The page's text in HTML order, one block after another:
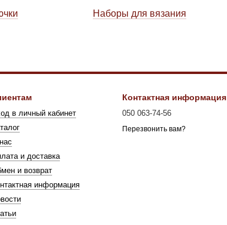
Наборы для вязания
в личный кабинет
и доставка
и возврат
информация
Контактная информация
050 063-74-56
Перезвонить вам?